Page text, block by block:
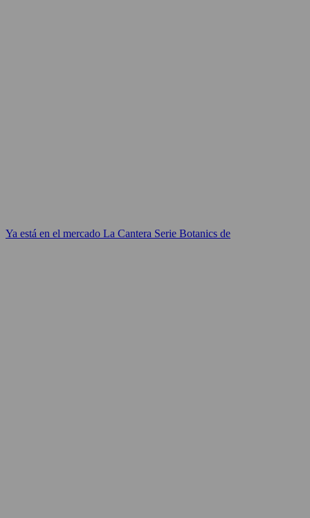
Ya está en el mercado La Cantera Serie Botanics de